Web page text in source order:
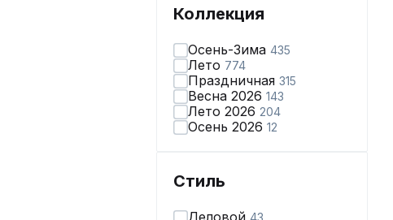
Коллекция
Осень-Зима 435
Лето 774
Праздничная 315
Весна 2026 143
Лето 2026 204
Осень 2026 12
Стиль
Деловой 43